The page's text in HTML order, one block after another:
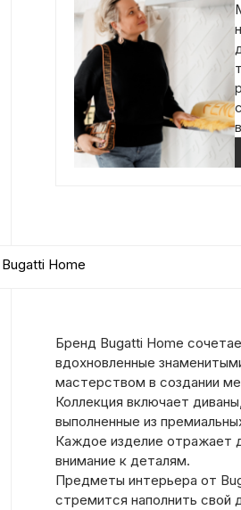
Home
Бренд Bugatti Home
вдохновленные
мастерством в создании
Коллекция включает
выполненные из
Каждое изделие отражает
внимание к деталям.
Предметы интерьера от
стремится наполнить свой